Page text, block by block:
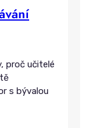
proč učitelé
s bývalou